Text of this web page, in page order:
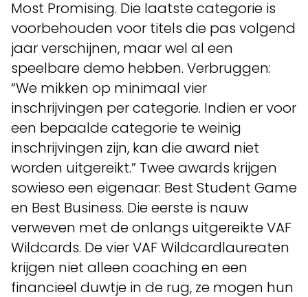
Most Promising. Die laatste categorie is
voorbehouden voor titels die pas volgend
jaar verschijnen, maar wel al een
speelbare demo hebben. Verbruggen:
“We mikken op minimaal vier
inschrijvingen per categorie. Indien er voor
een bepaalde categorie te weinig
inschrijvingen zijn, kan die award niet
worden uitgereikt.” Twee awards krijgen
sowieso een eigenaar: Best Student Game
en Best Business. Die eerste is nauw
verweven met de onlangs uitgereikte VAF
Wildcards. De vier VAF Wildcardlaureaten
krijgen niet alleen coaching en een
financieel duwtje in de rug, ze mogen hun